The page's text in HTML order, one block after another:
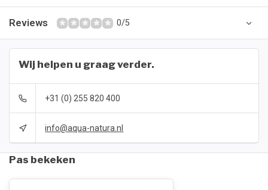
Reviews 0/5
Wij helpen u graag verder.
+31 (0) 255 820 400
info@aqua-natura.nl
Pas bekeken